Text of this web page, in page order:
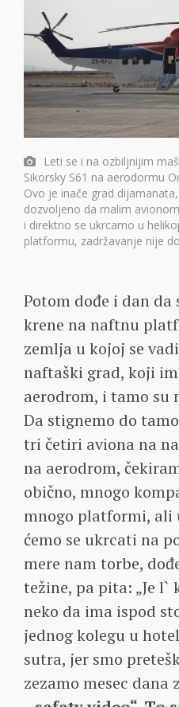
Leti se i na ozbiljnijim
Sikorsky S61 na aerodormu
Ovo je inače grad
dozvoljeno da malim
i direktno se ukrcamo u
platformu, zadržavanje nije
Potom dođe i dan
krene na naftnu
zemlja u kojoj se
naftaški grad, koji
aerodrom, i tamo
Da stignemo do
tri četiri aviona na
na aerodrom,
obično, mnogo
mnogo platformi, ali
ćemo se ukrcati na
mere nam torbe,
težine, pa pita: „Je l`
neko da ima ispod
jednog kolegu u
sutra, jer smo
zezamo mesec dana